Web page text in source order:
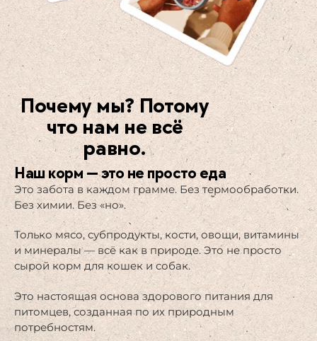
Почему мы? Потому
что нам не всё
равно.
Наш корм — это не просто еда
Это забота в каждом грамме. Без термообработки.
Без химии. Без «но».
Только мясо, субпродукты, кости, овощи, витамины
и минералы — всё как в природе. Это не просто
сырой корм для кошек и собак.
Это настоящая основа здорового питания для
питомцев, созданная по их природным
потребностям.